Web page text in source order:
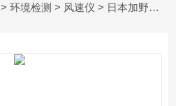
>环境检测 > 风速仪 > 日本加野麦克斯Kanomax 6552风速仪